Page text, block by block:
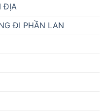
ĐỊA
ĐI PHẦN LAN